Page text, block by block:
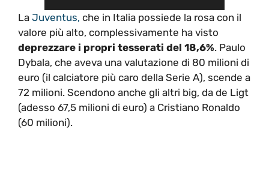
La Juventus, che in Italia possiede la rosa con il
valore più alto, complessivamente ha visto
deprezzare i propri tesserati del 18,6%. Paulo
Dybala, che aveva una valutazione di 80 milioni di
euro (il calciatore più caro della Serie A), scende a
72 milioni. Scendono anche gli altri big, da de Ligt
(adesso 67,5 milioni di euro) a Cristiano Ronaldo
(60 milioni).